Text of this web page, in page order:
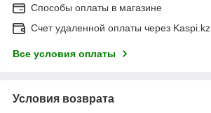
Способы оплаты в магазине
Счет удаленной оплаты через Kaspi.kz
Все условия оплаты
Условия возврата